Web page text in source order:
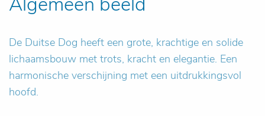
De Duitse Dog heeft een grote, krachtige en solide
lichaamsbouw met trots, kracht en elegantie. Een
harmonische verschijning met een uitdrukkingsvol
hoofd.